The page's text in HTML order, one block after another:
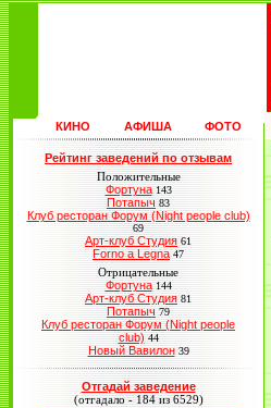
КИНО АФИША ФОТО
Рейтинг заведений по отзывам
Положительные
Фортуна 143
Потапыч 83
Клуб ресторан Форум (Night people club)
69
Арт-клуб Студия 61
Forno a Legna 47
Отрицательные
Фортуна 144
Арт-клуб Студия 81
Потапыч 79
Клуб ресторан Форум (Night people
club) 44
Новый Вавилон 39
Отгадай заведение
(отгадало - 184 из 6529)